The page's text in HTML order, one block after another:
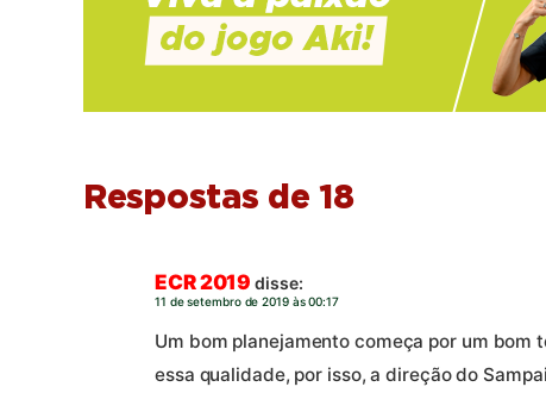
Respostas de 18
ECR 2019 disse:
11 de setembro de 2019 às 00:17
Um bom planejamento começa por um bom
essa qualidade, por isso, a direção do